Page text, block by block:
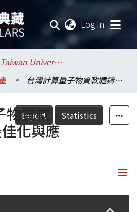
Log In
.National Taiwan University / 國立臺灣大學
台灣計算量子物質軟體鑄造場--最佳化與應用
Export Statistics
物質軟
化與應
Details